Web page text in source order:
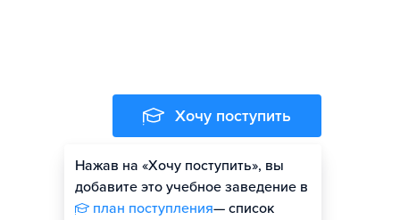
Хочу поступить
Нажав на «Хочу поступить», вы
добавите это учебное заведение в
план поступления— список